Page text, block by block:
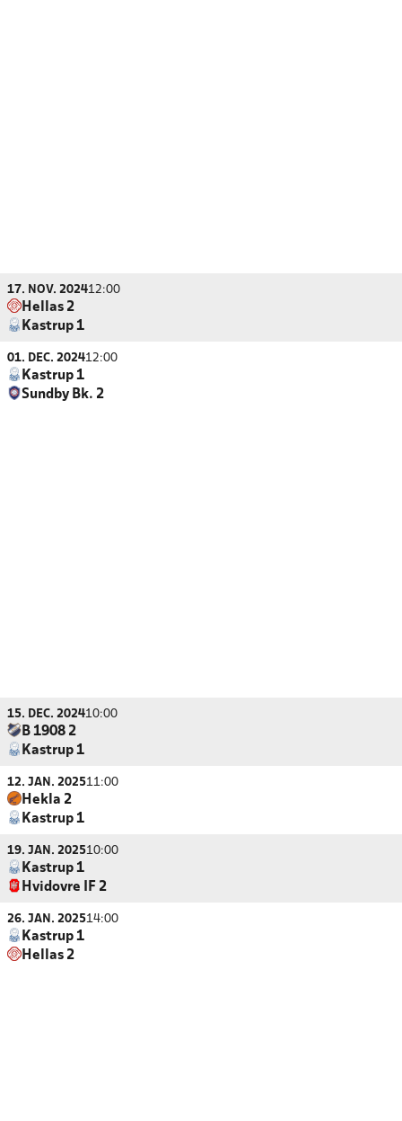
17. NOV. 202412:00
Hellas 2
Kastrup 1
01. DEC. 202412:00
Kastrup 1
Sundby Bk. 2
15. DEC. 202410:00
B 1908 2
Kastrup 1
12. JAN. 202511:00
Hekla 2
Kastrup 1
19. JAN. 202510:00
Kastrup 1
Hvidovre IF 2
26. JAN. 202514:00
Kastrup 1
Hellas 2